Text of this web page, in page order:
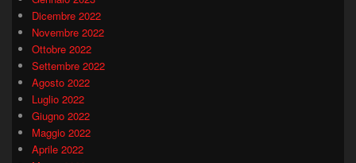
Dicembre 2022
Novembre 2022
Ottobre 2022
Settembre 2022
Agosto 2022
Luglio 2022
Giugno 2022
Maggio 2022
Aprile 2022